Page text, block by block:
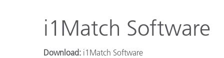
i1Match Software
Download: i1Match Software